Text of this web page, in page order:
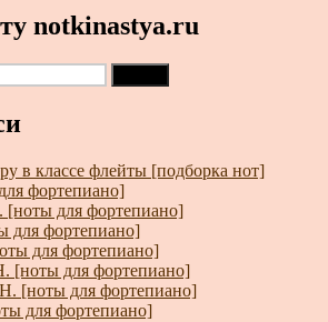
notkinastya.ru
в классе флейты [подборка нот]
фортепиано]
[ноты для фортепиано]
для фортепиано]
для фортепиано]
[ноты для фортепиано]
[ноты для фортепиано]
для фортепиано]